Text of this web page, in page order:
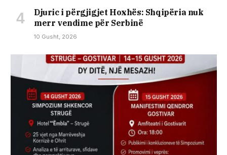
Djuric i përgjigjet Hoxhës: Shqipëria nuk
merr vendime për Serbinë
10 Gusht, 2026